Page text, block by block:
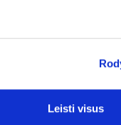
Leisti visus
pradžioje fondas pasirašė
bažnyčia dėl Viešpaties